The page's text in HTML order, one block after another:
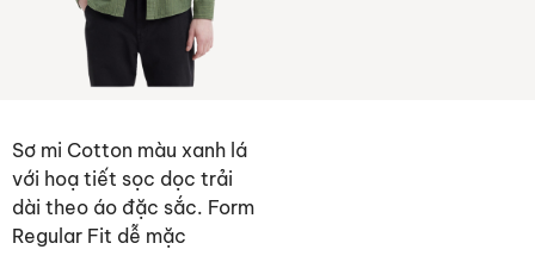
Sơ mi Cotton màu xanh lá
với hoạ tiết sọc dọc trải
dài theo áo đặc sắc. Form
Regular Fit dễ mặc